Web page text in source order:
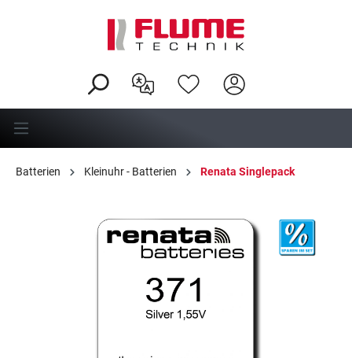
Batterien Kleinuhr - Batterien Renata Singlepack